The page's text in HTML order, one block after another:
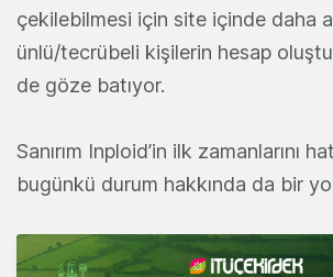
çekilebilmesi için site içinde daha
ünlü/tecrübeli kişilerin hesap
de göze batıyor.
Sanırım Inploid’in ilk zamanlarını
bugünkü durum hakkında da bir